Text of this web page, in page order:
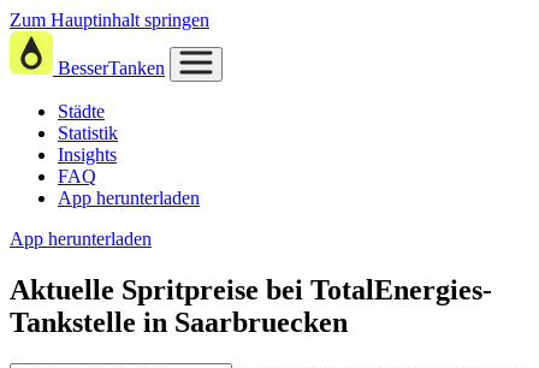
Zum Hauptinhalt springen
BesserTanken
Städte
Statistik
Insights
FAQ
App herunterladen
App herunterladen
Aktuelle Spritpreise bei TotalEnergies-
Tankstelle in Saarbruecken